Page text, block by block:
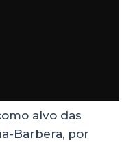
alvo das
Barbera, por